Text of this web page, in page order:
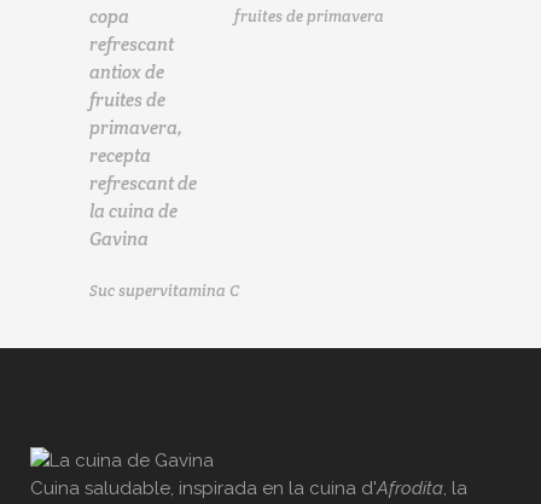
fruites de primavera
Suc supervitamina C
Cuina saludable, inspirada en la cuina d'Afrodita, la